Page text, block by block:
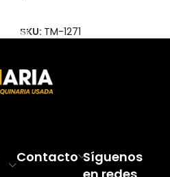
SKU: TM-1271
Contacto Síguenos